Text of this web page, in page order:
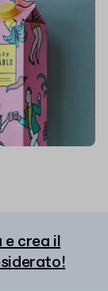
crea il